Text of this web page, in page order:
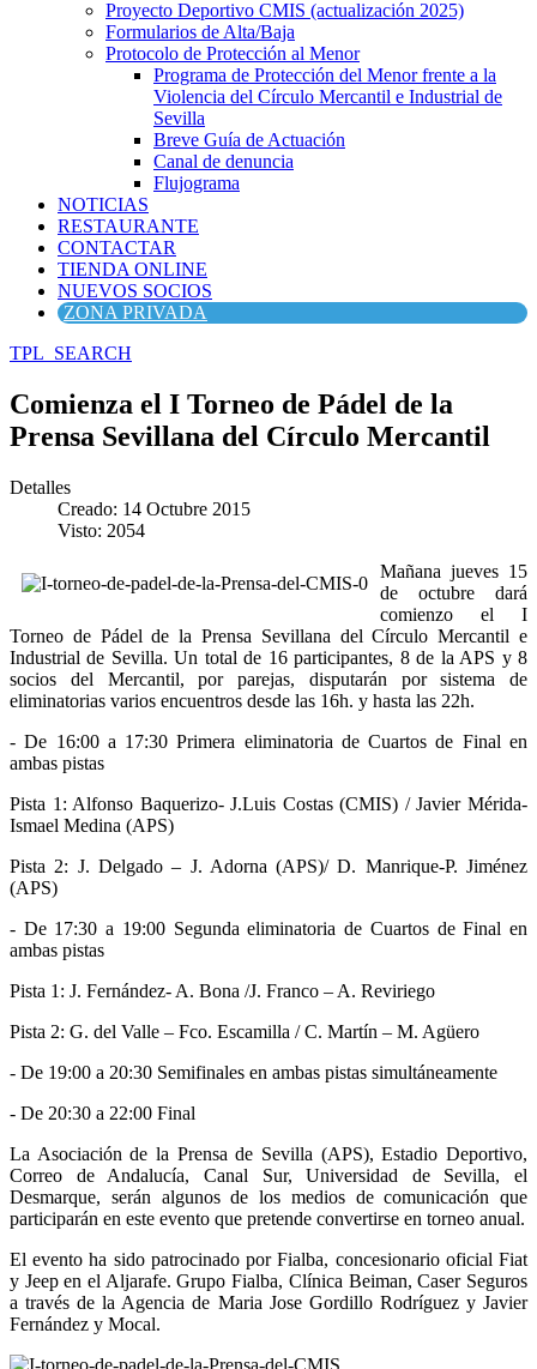
Proyecto Deportivo CMIS (actualización 2025)
Formularios de Alta/Baja
Protocolo de Protección al Menor
Programa de Protección del Menor frente a la
Violencia del Círculo Mercantil e Industrial de
Sevilla
Breve Guía de Actuación
Canal de denuncia
Flujograma
NOTICIAS
RESTAURANTE
CONTACTAR
TIENDA ONLINE
NUEVOS SOCIOS
ZONA PRIVADA
TPL_SEARCH
Comienza el I Torneo de Pádel de la
Prensa Sevillana del Círculo Mercantil
Detalles
Creado: 14 Octubre 2015
Visto: 2054
Mañana jueves 15
de octubre dará
comienzo el I
Torneo de Pádel de la Prensa Sevillana del Círculo Mercantil e
Industrial de Sevilla. Un total de 16 participantes, 8 de la APS y 8
socios del Mercantil, por parejas, disputarán por sistema de
eliminatorias varios encuentros desde las 16h. y hasta las 22h.
- De 16:00 a 17:30 Primera eliminatoria de Cuartos de Final en
ambas pistas
Pista 1: Alfonso Baquerizo- J.Luis Costas (CMIS) / Javier Mérida-
Ismael Medina (APS)
Pista 2: J. Delgado – J. Adorna (APS)/ D. Manrique-P. Jiménez
(APS)
- De 17:30 a 19:00 Segunda eliminatoria de Cuartos de Final en
ambas pistas
Pista 1: J. Fernández- A. Bona /J. Franco – A. Reviriego
Pista 2: G. del Valle – Fco. Escamilla / C. Martín – M. Agüero
- De 19:00 a 20:30 Semifinales en ambas pistas simultáneamente
- De 20:30 a 22:00 Final
La Asociación de la Prensa de Sevilla (APS), Estadio Deportivo,
Correo de Andalucía, Canal Sur, Universidad de Sevilla, el
Desmarque, serán algunos de los medios de comunicación que
participarán en este evento que pretende convertirse en torneo anual.
El evento ha sido patrocinado por Fialba, concesionario oficial Fiat
y Jeep en el Aljarafe. Grupo Fialba, Clínica Beiman, Caser Seguros
a través de la Agencia de Maria Jose Gordillo Rodríguez y Javier
Fernández y Mocal.